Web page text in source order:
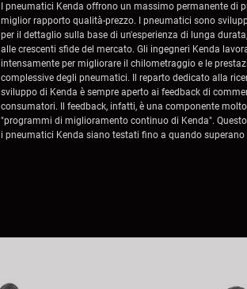
I pneumatici Kenda offrono un massimo permanente di
miglior rapporto qualità-prezzo. I pneumatici sono
per il dettaglio sulla base di un'esperienza di lunga
alle crescenti sfide del mercato. Gli ingegneri Kenda
intensamente per migliorare il chilometraggio e le
complessive degli pneumatici. Il reparto dedicato alla
sviluppo di Kenda è sempre aperto ai feedback di
consumatori. Il feedback, infatti, è una componente
"programmi di miglioramento continuo di Kenda".
i pneumatici Kenda siano testati fino a quando